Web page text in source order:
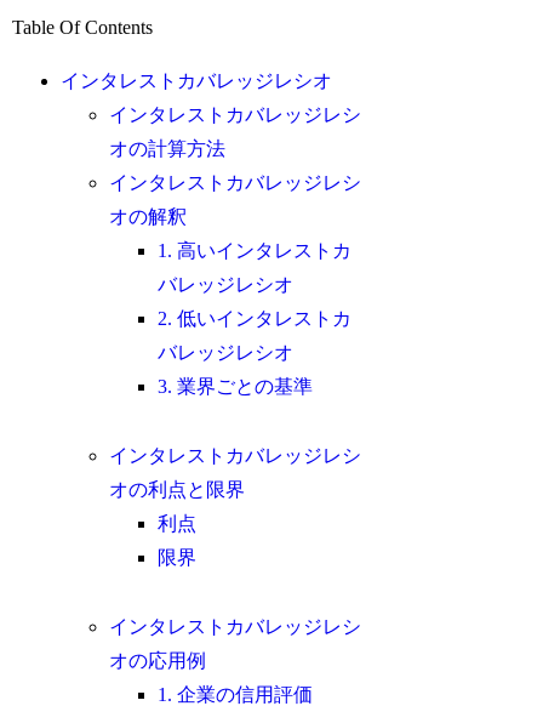
Table Of Contents
インタレストカバレッジレシオ
インタレストカバレッジレシ
オの計算方法
インタレストカバレッジレシ
オの解釈
1. 高いインタレストカ
バレッジレシオ
2. 低いインタレストカ
バレッジレシオ
3. 業界ごとの基準
インタレストカバレッジレシ
オの利点と限界
利点
限界
インタレストカバレッジレシ
オの応用例
1. 企業の信用評価